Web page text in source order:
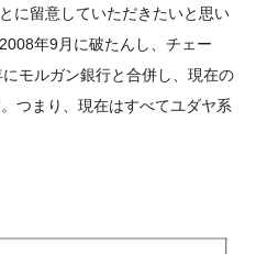
に留意していただきたいと思い
年9月に破たんし、チェー
モルガン銀行と合併し、現在の
つまり、現在はすべてユダヤ系